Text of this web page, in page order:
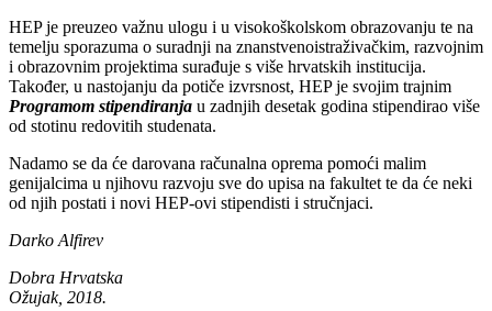
HEP je preuzeo važnu ulogu i u visokoškolskom obrazovanju te na
temelju sporazuma o suradnji na znanstvenoistraživačkim, razvojnim
i obrazovnim projektima surađuje s više hrvatskih institucija.
Također, u nastojanju da potiče izvrsnost, HEP je svojim trajnim
Programom stipendiranja u zadnjih desetak godina stipendirao više
od stotinu redovitih studenata.
Nadamo se da će darovana računalna oprema pomoći malim
genijalcima u njihovu razvoju sve do upisa na fakultet te da će neki
od njih postati i novi HEP-ovi stipendisti i stručnjaci.
Darko Alfirev
Dobra Hrvatska
Ožujak, 2018.